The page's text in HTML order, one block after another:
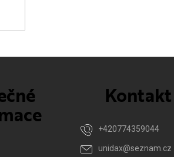
Kontakt
unidax@seznam.cz
+420774359044